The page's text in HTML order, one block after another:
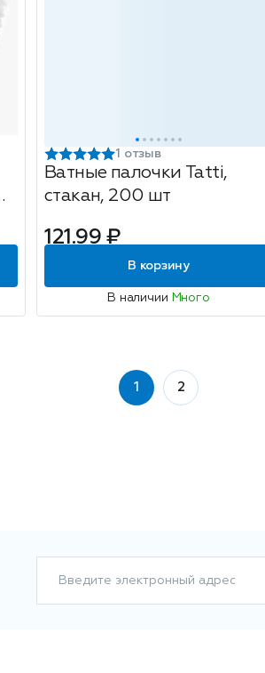
1 отзыв
Ватные палочки Tatti,
стакан, 200 шт
121.99 ₽
В корзину
В наличии Много
1 2
Введите электронный адрес